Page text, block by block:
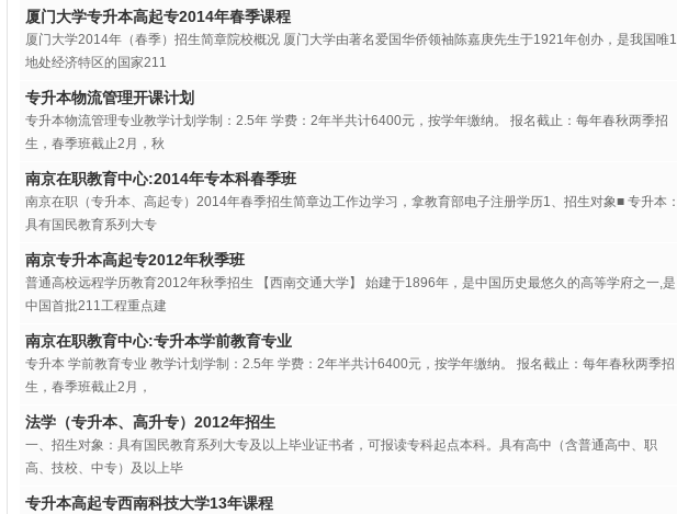
厦门大学专升本高起专2014年春季课程
厦门大学2014年（春季）招生简章院校概况 厦门大学由著名爱国华侨领袖陈嘉庚先生于1921年创办，是我国唯1
地处经济特区的国家211
专升本物流管理开课计划
专升本物流管理专业教学计划学制：2.5年 学费：2年半共计6400元，按学年缴纳。 报名截止：每年春秋两季招
生，春季班截止2月，秋
南京在职教育中心:2014年专本科春季班
南京在职（专升本、高起专）2014年春季招生简章边工作边学习，拿教育部电子注册学历1、招生对象■ 专升本：
具有国民教育系列大专
南京专升本高起专2012年秋季班
普通高校远程学历教育2012年秋季招生 【西南交通大学】 始建于1896年，是中国历史最悠久的高等学府之一,是
中国首批211工程重点建
南京在职教育中心:专升本学前教育专业
专升本 学前教育专业 教学计划学制：2.5年 学费：2年半共计6400元，按学年缴纳。 报名截止：每年春秋两季招
生，春季班截止2月，
法学（专升本、高升专）2012年招生
一、招生对象：具有国民教育系列大专及以上毕业证书者，可报读专科起点本科。具有高中（含普通高中、职
高、技校、中专）及以上毕
专升本高起专西南科技大学13年课程